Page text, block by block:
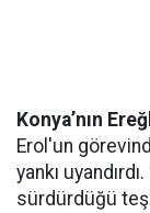
Konya’nın
Erol'un
yankı
sürdürdüğü